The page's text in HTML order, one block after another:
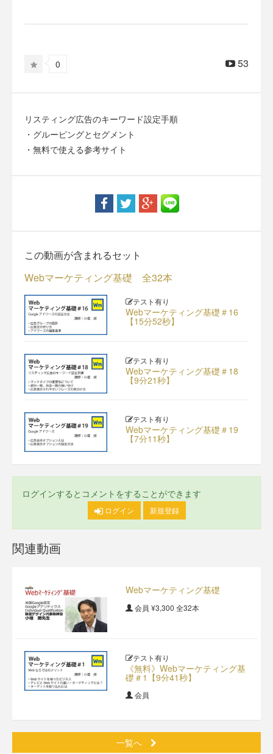
0 53
リスティング広告のキーワード設定手順
・グルーピングとセグメント
・無料で使える参考サイト
この動画が含まれるセット
Webマーケティング基礎 全32本
テスト有り
Webマーケティング基礎＃16
【15分52秒】
テスト有り
Webマーケティング基礎＃18
【9分21秒】
テスト有り
Webマーケティング基礎＃19
【7分11秒】
ログインするとコメントをすることができます
ログイン 新規登録
関連動画
Webマーケティング基礎
会員 ¥3,300 全32本
テスト有り
《無料》Webマーケティング基
礎＃1【9分41秒】
会員
一覧へ